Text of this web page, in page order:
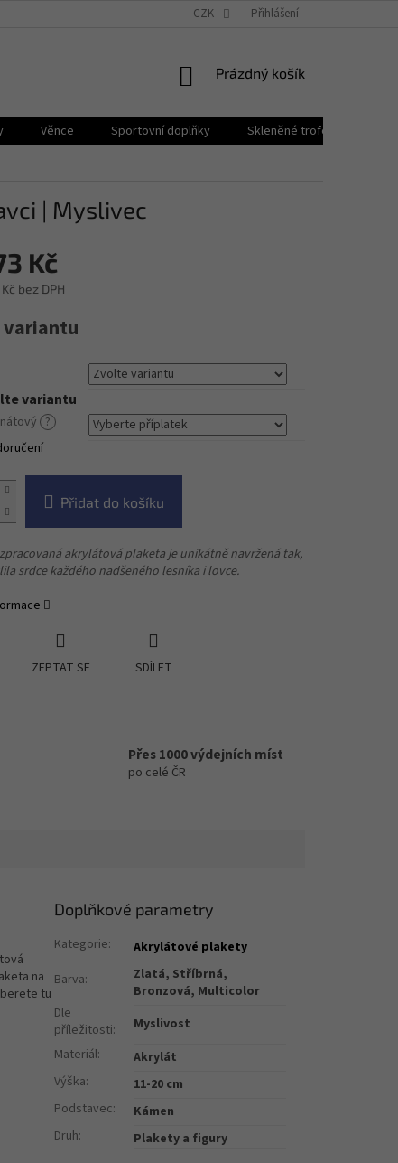
ÚDAJŮ PROČ PPB POHÁRY?
CZK Přihlášení
NÁKUPNÍ
Prázdný košík
Věnce Sportovní doplňky Skleněné trofeje
| Myslivec
Kč
bez DPH
variantu
?
Přidat do košíku
akrylátová plaketa je unikátně navržená tak,
srdce každého nadšeného lesníka i lovce.
ZEPTAT SE SDÍLET
Přes 1000 výdejních míst
po celé ČR
na
tu
Doplňkové parametry
Kategorie:
Akrylátové plakety
Barva:
Zlatá, Stříbrná,
Bronzová, Multicolor
Dle
příležitosti:
Myslivost
Materiál:
Akrylát
Výška:
11-20 cm
Podstavec:
Kámen
Druh: Plakety a figury